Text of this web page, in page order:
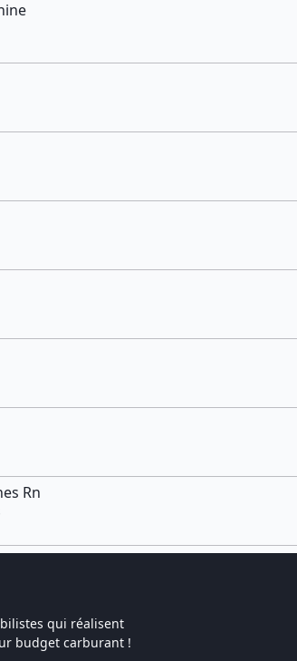
Rn
qui réalisent
budget carburant !